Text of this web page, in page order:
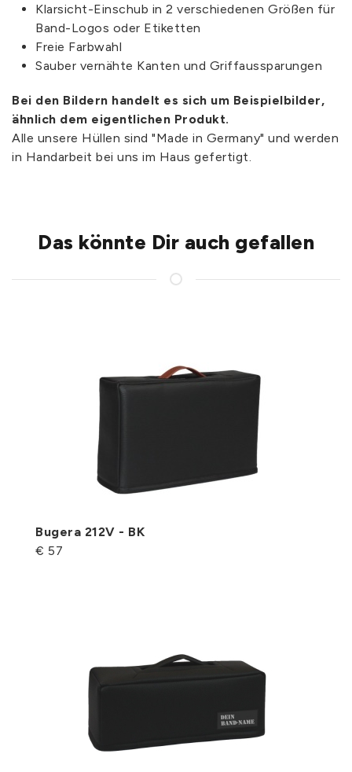
Klarsicht-Einschub in 2 verschiedenen Größen für
Band-Logos oder Etiketten
Freie Farbwahl
Sauber vernähte Kanten und Griffaussparungen
Bei den Bildern handelt es sich um Beispielbilder,
ähnlich dem eigentlichen Produkt.
Alle unsere Hüllen sind "Made in Germany" und werden
in Handarbeit bei uns im Haus gefertigt.
Das könnte Dir auch gefallen
Bugera 212V - BK
€ 57